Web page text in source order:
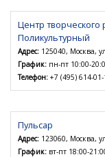
Центр творческого
Поликультурный
Адрес: 125040, Москва,
График: пн-пт 10:00-
Телефон: +7 (495) 614-
Пульсар
Адрес: 123060, Москва,
График: вт-пт 18:00-